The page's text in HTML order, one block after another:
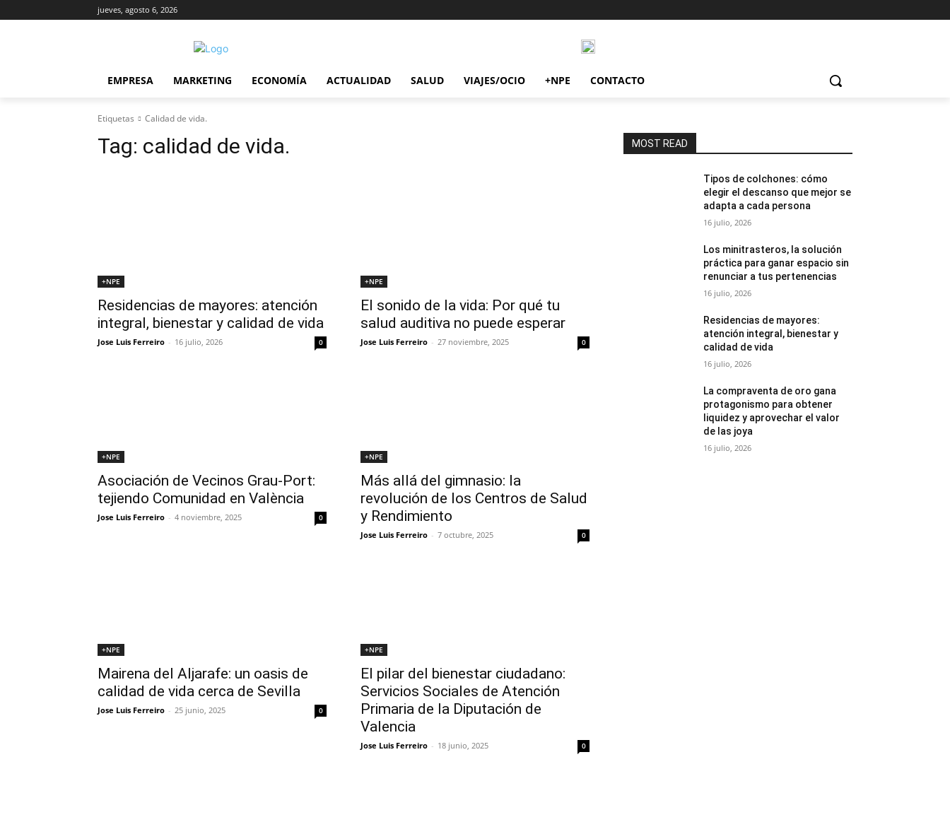
jueves, agosto 6, 2026
EMPRESA MARKETING ECONOMÍA ACTUALIDAD SALUD VIAJES/OCIO +NPE CONTACTO
Etiquetas Calidad de vida.
Tag: calidad de vida.
+NPE
Residencias de mayores: atención
integral, bienestar y calidad de vida
Jose Luis Ferreiro - 16 julio, 2026 0
+NPE
El sonido de la vida: Por qué tu
salud auditiva no puede esperar
Jose Luis Ferreiro - 27 noviembre, 2025 0
+NPE
Asociación de Vecinos Grau-Port:
tejiendo Comunidad en València
Jose Luis Ferreiro - 4 noviembre, 2025 0
+NPE
Más allá del gimnasio: la
revolución de los Centros de Salud
y Rendimiento
Jose Luis Ferreiro - 7 octubre, 2025 0
+NPE
Mairena del Aljarafe: un oasis de
calidad de vida cerca de Sevilla
Jose Luis Ferreiro - 25 junio, 2025 0
+NPE
El pilar del bienestar ciudadano:
Servicios Sociales de Atención
Primaria de la Diputación de
Valencia
Jose Luis Ferreiro - 18 junio, 2025 0
MOST READ
Tipos de colchones: cómo
elegir el descanso que mejor se
adapta a cada persona
16 julio, 2026
Los minitrasteros, la solución
práctica para ganar espacio sin
renunciar a tus pertenencias
16 julio, 2026
Residencias de mayores:
atención integral, bienestar y
calidad de vida
16 julio, 2026
La compraventa de oro gana
protagonismo para obtener
liquidez y aprovechar el valor
de las joya
16 julio, 2026